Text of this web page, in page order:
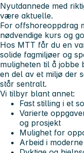
Nyutdannede med
være aktuelle.
For offshoreoppdrag
nødvendige kurs og
Hos MTT får du en
solide fagmiljøer og
muligheten til å jobbe
en del av et miljø der
står sentralt.
Vi tilbyr blant annet:
Fast stilling i et
Varierte
og prosjekt
Mulighet for
Arbeid i